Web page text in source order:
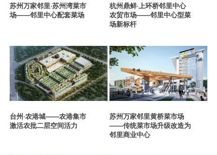
苏州万家邻里·苏州湾菜市
场——邻里中心配套菜场
杭州鼎鲜·上环桥邻里中心
农贸市场——邻里中心型菜
场新标杆
台州·农港城——农港集市
激活农批二层空间活力
苏州万家邻里黄桥菜市场
——传统菜市场升级改造为
邻里商业中心